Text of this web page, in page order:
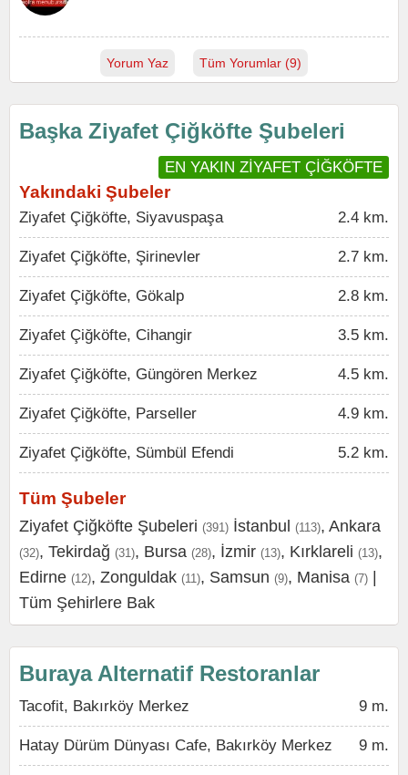
Yorum Yaz Tüm Yorumlar (9)
Başka Ziyafet Çiğköfte Şubeleri
EN YAKIN ZİYAFET ÇİĞKÖFTE
Yakındaki Şubeler
Ziyafet Çiğköfte, Siyavuspaşa 2.4 km.
Ziyafet Çiğköfte, Şirinevler 2.7 km.
Ziyafet Çiğköfte, Gökalp 2.8 km.
Ziyafet Çiğköfte, Cihangir 3.5 km.
Ziyafet Çiğköfte, Güngören Merkez 4.5 km.
Ziyafet Çiğköfte, Parseller 4.9 km.
Ziyafet Çiğköfte, Sümbül Efendi 5.2 km.
Tüm Şubeler
Ziyafet Çiğköfte Şubeleri (391) İstanbul (113), Ankara
(32), Tekirdağ (31), Bursa (28), İzmir (13), Kırklareli (13),
Edirne (12), Zonguldak (11), Samsun (9), Manisa (7)
Tüm Şehirlere Bak
Buraya Alternatif Restoranlar
Tacofit, Bakırköy Merkez 9 m.
Hatay Dürüm Dünyası Cafe, Bakırköy Merkez 9 m.